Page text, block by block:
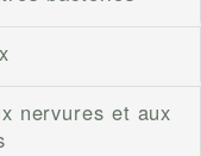
nervures et aux